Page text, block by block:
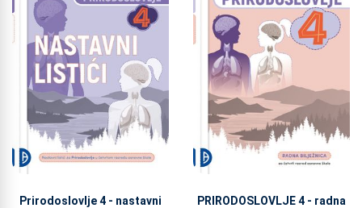
Prirodoslovlje 4 - nastavni
PRIRODOSLOVLJE 4 - radna